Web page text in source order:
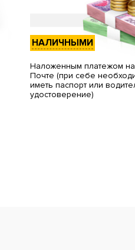
НАЛИЧНЫМИ
Наложенным платежом
Почте (при себе
иметь паспорт или
удостоверение)